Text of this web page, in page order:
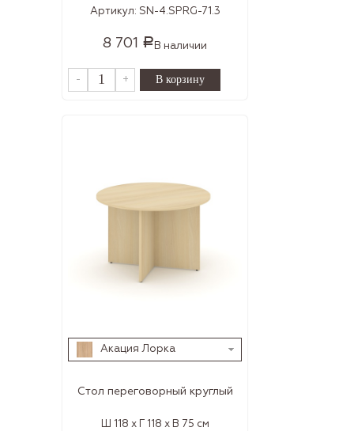
Артикул: SN-4.SPRG-71.3
8 701 Р В наличии
- +
Акация Лорка
Стол переговорный круглый
Ш 118 x Г 118 x В 75 см